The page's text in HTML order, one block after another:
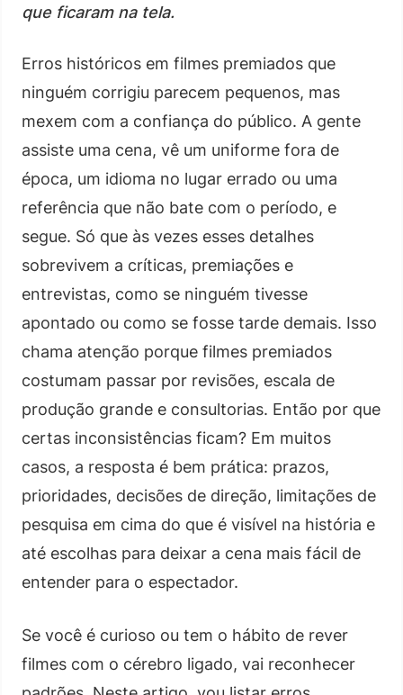
que ficaram na tela.
Erros históricos em filmes premiados que
ninguém corrigiu parecem pequenos, mas
mexem com a confiança do público. A gente
assiste uma cena, vê um uniforme fora de
época, um idioma no lugar errado ou uma
referência que não bate com o período, e
segue. Só que às vezes esses detalhes
sobrevivem a críticas, premiações e
entrevistas, como se ninguém tivesse
apontado ou como se fosse tarde demais. Isso
chama atenção porque filmes premiados
costumam passar por revisões, escala de
produção grande e consultorias. Então por que
certas inconsistências ficam? Em muitos
casos, a resposta é bem prática: prazos,
prioridades, decisões de direção, limitações de
pesquisa em cima do que é visível na história e
até escolhas para deixar a cena mais fácil de
entender para o espectador.
Se você é curioso ou tem o hábito de rever
filmes com o cérebro ligado, vai reconhecer